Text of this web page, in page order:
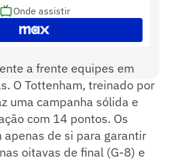
Nevado (ESP) e Guadalupe Porras
Ayuso (ESP)
Onde assistir
a frente equipes em
O Tottenham, treinado por
uma campanha sólida e
com 14 pontos. Os
apenas de si para garantir
oitavas de final (G-8) e